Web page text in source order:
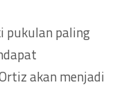
pukulan paling
akan menjadi